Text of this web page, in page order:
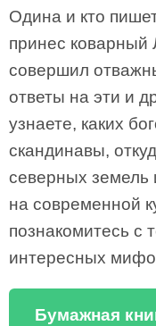
Одина и кто
принес коварный
совершил
ответы на эти и
узнаете, каких
скандинавы,
северных земель
на современной
познакомитесь с
интересных
Бумажная